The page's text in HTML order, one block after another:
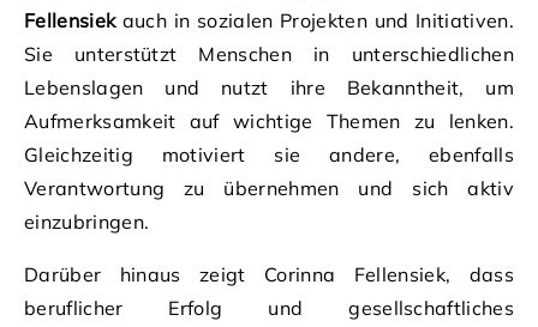
Fellensiekauch in sozialen Projekten und Initiativen.
Sie unterstützt Menschen in unterschiedlichen
Lebenslagen und nutzt ihre Bekanntheit, um
Aufmerksamkeit auf wichtige Themen zu lenken.
Gleichzeitig motiviert sie andere, ebenfalls
Verantwortung zu übernehmen und sich aktiv
einzubringen.
Darüber hinaus zeigt Corinna Fellensiek, dass
beruflicher Erfolg und gesellschaftliches